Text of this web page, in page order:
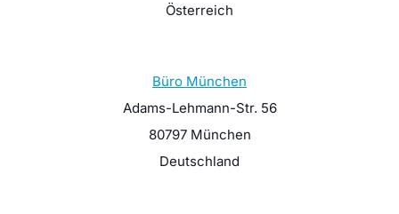
Österreich
Büro München
Adams-Lehmann-Str. 56
80797 München
Deutschland